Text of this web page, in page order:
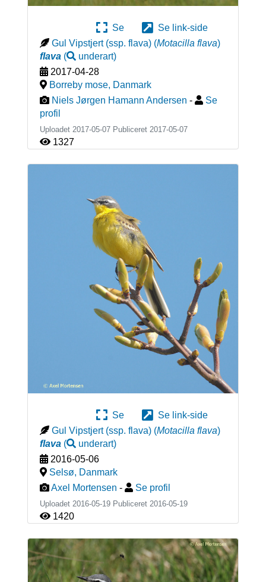
Se
Se link-side
Gul Vipstjert (ssp. flava) (Motacilla flava)
flava( underart)
2017-04-28
Borreby mose, Danmark
Niels Jørgen Hamann Andersen -
Se
profil
Uploadet 2017-05-07 Publiceret 2017-05-07
1327
Se
Se link-side
Gul Vipstjert (ssp. flava) (Motacilla flava)
flava( underart)
2016-05-06
Selsø, Danmark
Axel Mortensen - Se profil
Uploadet 2016-05-19 Publiceret 2016-05-19
1420